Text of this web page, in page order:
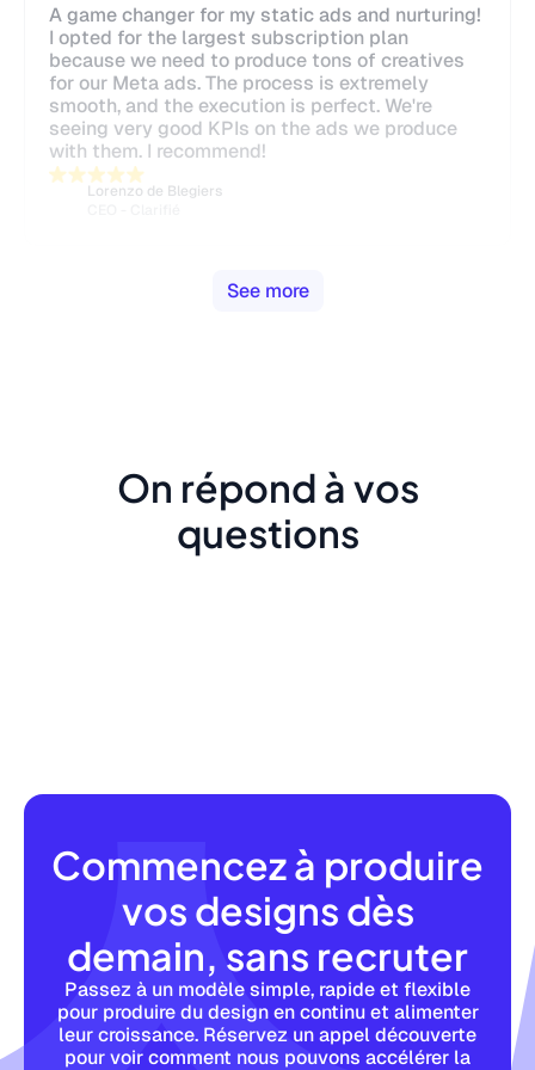
A game changer for my static ads and nurturing!
I opted for the largest subscription plan
because we need to produce tons of creatives
for our Meta ads. The process is extremely
smooth, and the execution is perfect. We're
seeing very good KPIs on the ads we produce
with them. I recommend!
Lorenzo de Blegiers
See more
On répond à vos
questions
Commencez à produire
vos designs dès
demain, sans recruter
Passez à un modèle simple, rapide et flexible
pour produire du design en continu et alimenter
leur croissance. Réservez un appel découverte
pour voir comment nous pouvons accélérer la